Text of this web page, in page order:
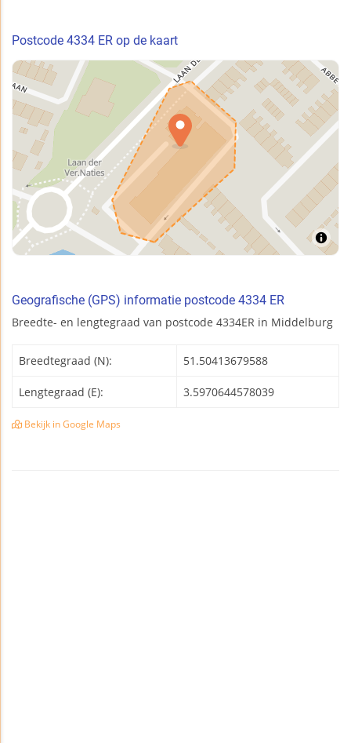
Postcode 4334 ER op de kaart
Geografische (GPS) informatie postcode 4334 ER
Breedte- en lengtegraad van postcode 4334ER in Middelburg
Breedtegraad (N): 51.50413679588
Lengtegraad (E): 3.5970644578039
Bekijk in Google Maps